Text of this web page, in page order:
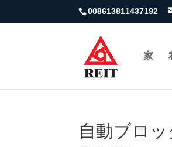
008613811437192
家
自動ブロ